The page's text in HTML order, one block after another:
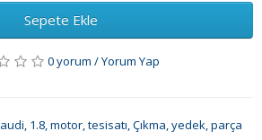
Sepete Ekle
0 yorum /Yorum Yap
audi, 1.8,motor,tesisatı,Çıkma,yedek,parça